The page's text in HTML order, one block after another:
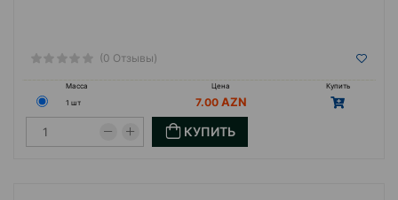
(0 Отзывы)
Масса Цена
Купить
1 шт
7.00
КУПИТЬ